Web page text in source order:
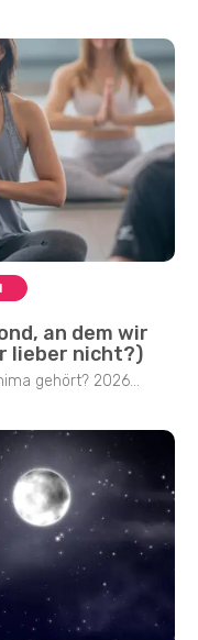
an dem wir
lieber nicht?)
gehört? 2026...